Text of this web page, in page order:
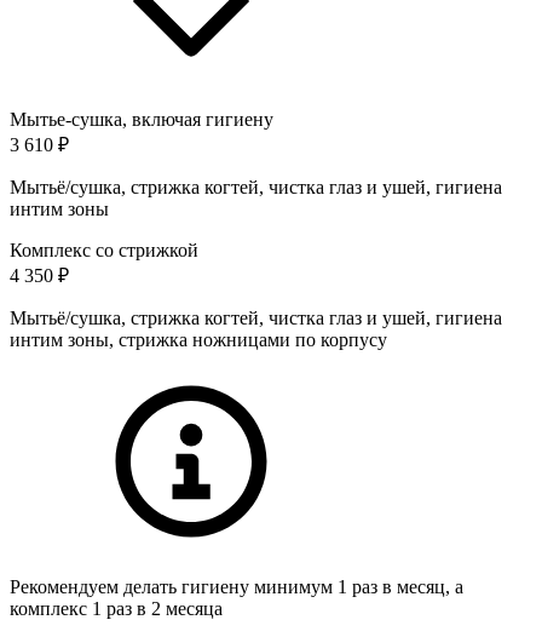
Мытье-сушка, включая гигиену
3 610 ₽
Мытьё/сушка, стрижка когтей, чистка глаз и ушей, гигиена
интим зоны
Комплекс со стрижкой
4 350 ₽
Мытьё/сушка, стрижка когтей, чистка глаз и ушей, гигиена
интим зоны, стрижка ножницами по корпусу
Рекомендуем делать гигиену минимум 1 раз в месяц, а
комплекс 1 раз в 2 месяца